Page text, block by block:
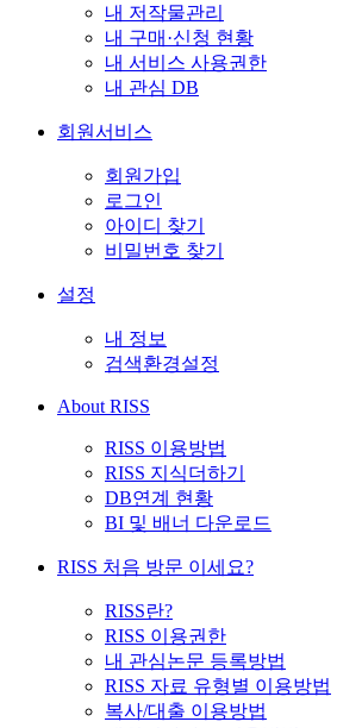
내 저작물관리
내 구매·신청 현황
내 서비스 사용권한
내 관심 DB
회원서비스
회원가입
로그인
아이디 찾기
비밀번호 찾기
설정
내 정보
검색환경설정
About RISS
RISS 이용방법
RISS 지식더하기
DB연계 현황
BI 및 배너 다운로드
RISS 처음 방문 이세요?
RISS란?
RISS 이용권한
내 관심논문 등록방법
RISS 자료 유형별 이용방법
복사/대출 이용방법